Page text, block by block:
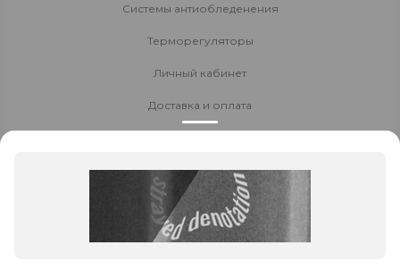
Системы антиобледенения
Терморегуляторы
Личный кабинет
Доставка и оплата
Политика конфиденциальности
Контакты
8 800 700-80-40